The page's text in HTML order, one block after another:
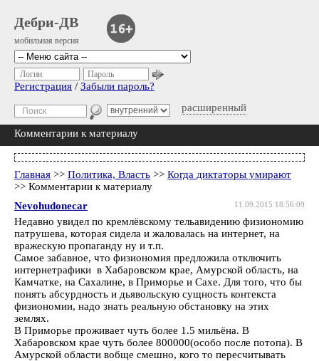
Дебри-ДВ
мобильная версия
расширенный
Логин Пароль
Регистрация / Забыли пароль?
Комментарии к материалу
Главная >> Политика, Власть >> Когда диктаторы умирают
>> Комментарии к материалу
11.09.2015 18:56:09
Nevohudonecar
Недавно увидел по кремлёвскому тельавидению физиономию
патрушева, которая сидела и жаловалась на интернет, на
вражескую пропаганду ну и т.п.
Самое забавное, что физиономия предложила отключить
интернетрафики в Хабаровском крае, Амурской область, на
Камчатке, на Сахалине, в Приморье и Сахе. Для того, что бы
понять абсурдность и дьявольскую сущность контекста
физиономии, надо знать реальную обстановку на этих
землях.
В Приморье проживает чуть более 1.5 мильёна. В
Хабаровском крае чуть более 800000(особо после потопа). В
Амурской области вобще смешно, кого то пересчитывать